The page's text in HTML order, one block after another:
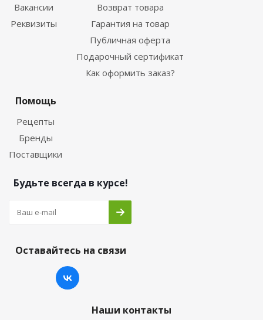
Вакансии
Реквизиты
Возврат товара
Гарантия на товар
Публичная оферта
Подарочный сертификат
Как оформить заказ?
Помощь
Рецепты
Бренды
Поставщики
Будьте всегда в курсе!
Оставайтесь на связи
Наши контакты